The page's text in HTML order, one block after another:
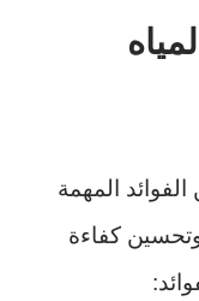
المهمة
كفاءة